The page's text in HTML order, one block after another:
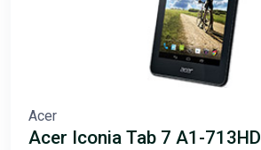
Acer
Acer Iconia Tab 7 A1-713HD